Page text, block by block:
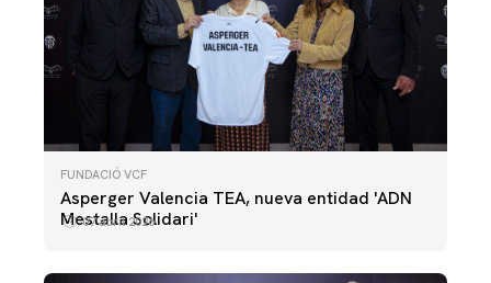
FUNDACIÓ VCF
Asperger Valencia TEA, nueva entidad 'ADN
Mestalla Solidari'
07 abril 2026